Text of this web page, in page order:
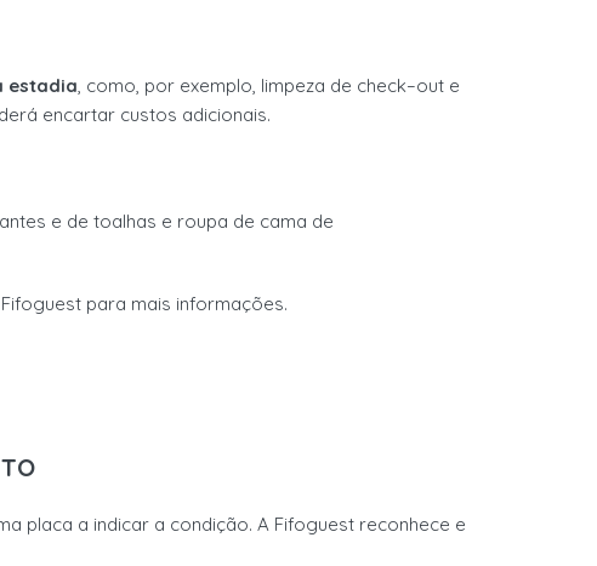
estadia, como, por exemplo, limpeza de check–out e
encartar custos adicionais.
e de toalhas e roupa de cama de
Fifoguest para mais informações.
placa a indicar a condição. A Fifoguest reconhece e